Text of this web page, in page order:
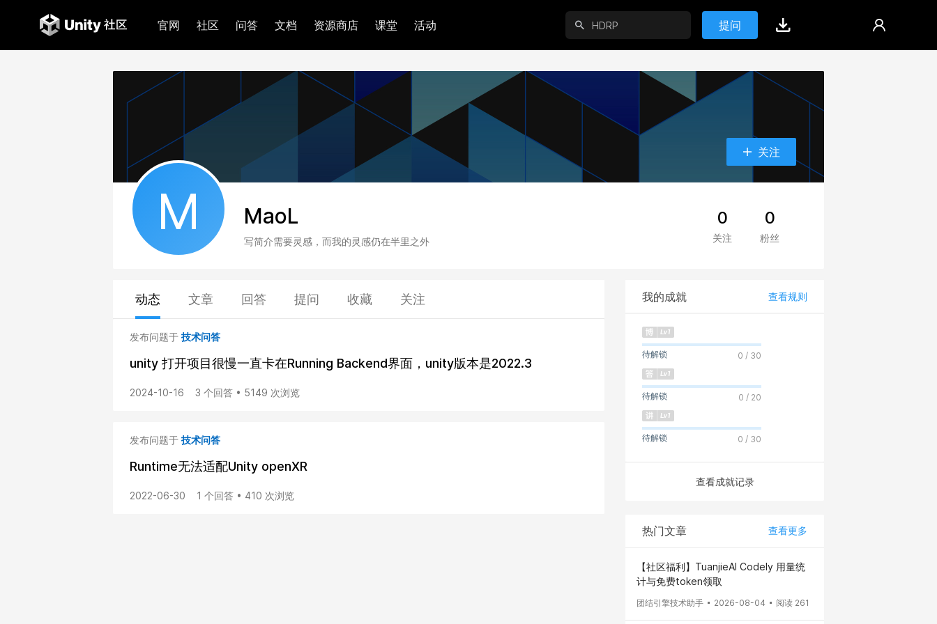
官网 社区 问答 文档 资源商店 课堂 活动 提问
关注
M MaoL
写简介需要灵感，而我的灵感仍在半里之外
0
关注
0
粉丝
动态 文章 回答 提问 收藏 关注
发布问题于 技术问答
unity 打开项目很慢一直卡在Running Backend界面，unity版本是2022.3
2024-10-16 3 个回答 • 5149 次浏览
发布问题于 技术问答
Runtime无法适配Unity openXR
2022-06-30 1 个回答 • 410 次浏览
我的成就 查看规则
待解锁 0 / 30
待解锁 0 / 20
待解锁 0 / 30
查看成就记录
热门文章 查看更多
【社区福利】TuanjieAI Codely 用量统
计与免费token领取
团结引擎技术助手 2026-08-04 阅读 261